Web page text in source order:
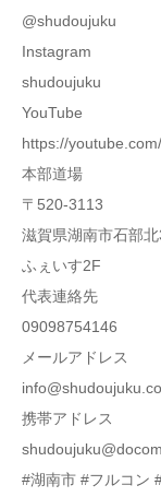
@shudoujuku
Instagram
shudoujuku
YouTube
https://
本部道場
〒520-3113
滋賀県湖南市石部
ふぇいす2F
代表連絡先
09098754146
メールアドレス
携帯アドレス
#湖南市 #フルコン